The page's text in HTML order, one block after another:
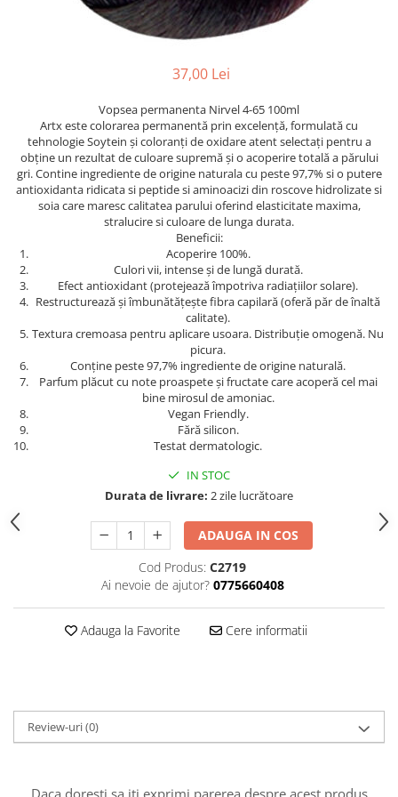
37,00 Lei
Vopsea permanenta Nirvel 4-65 100ml
Artx este colorarea permanentă prin excelență, formulată cu
tehnologie Soytein și coloranți de oxidare atent selectați pentru a
obține un rezultat de culoare supremă și o acoperire totală a părului
gri. Contine ingrediente de origine naturala cu peste 97,7% si o putere
antioxidanta ridicata si peptide si aminoacizi din roscove hidrolizate si
soia care maresc calitatea parului oferind elasticitate maxima,
stralucire si culoare de lunga durata.
Beneficii:
Acoperire 100%.
Culori vii, intense și de lungă durată.
Efect antioxidant (protejează împotriva radiațiilor solare).
Restructurează și îmbunătățește fibra capilară (oferă păr de înaltă
calitate).
Textura cremoasa pentru aplicare usoara. Distribuție omogenă. Nu
picura.
Conține peste 97,7% ingrediente de origine naturală.
Parfum plăcut cu note proaspete și fructate care acoperă cel mai
bine mirosul de amoniac.
Vegan Friendly.
Fără silicon.
Testat dermatologic.
IN STOC
Durata de livrare: 2 zile lucrătoare
ADAUGA IN COS
Cod Produs: C2719
Ai nevoie de ajutor? 0775660408
Adauga la Favorite Cere informatii
Review-uri(0)
Daca doresti sa iti exprimi parerea despre acest produs